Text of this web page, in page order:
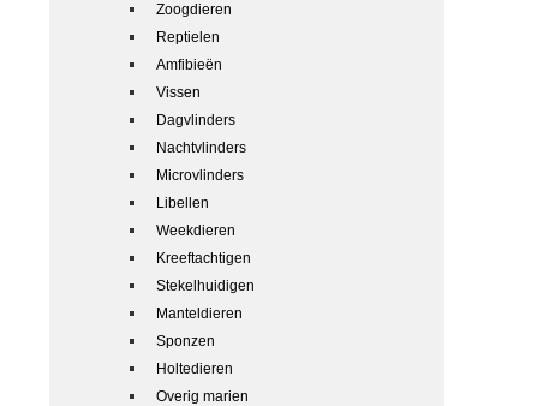
Zoogdieren
Reptielen
Amfibieën
Vissen
Dagvlinders
Nachtvlinders
Microvlinders
Libellen
Weekdieren
Kreeftachtigen
Stekelhuidigen
Manteldieren
Sponzen
Holtedieren
Overig marien